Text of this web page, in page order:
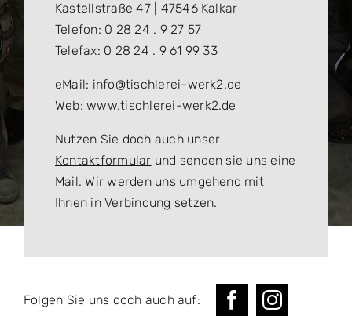
Kastellstraße 47 | 47546 Kalkar
Telefon: 0 28 24 . 9 27 57
Telefax: 0 28 24 . 9 61 99 33
eMail: info@tischlerei-werk2.de
Web: www.tischlerei-werk2.de
Nutzen Sie doch auch unser
Kontaktformular und senden sie uns eine
Mail. Wir werden uns umgehend mit
Ihnen in Verbindung setzen.
Folgen Sie uns doch auch auf: